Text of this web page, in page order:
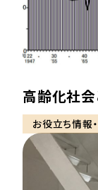
高齢化社
お役立ち情報